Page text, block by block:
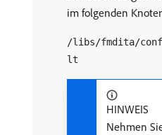
im folgenden
/libs/fmdita/
lt
HINWEIS
Nehmen